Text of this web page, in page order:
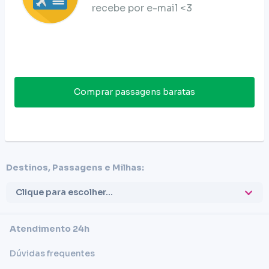
recebe por e-mail <3
Comprar passagens baratas
Destinos, Passagens e Milhas:
Clique para escolher...
Atendimento 24h
Dúvidas frequentes